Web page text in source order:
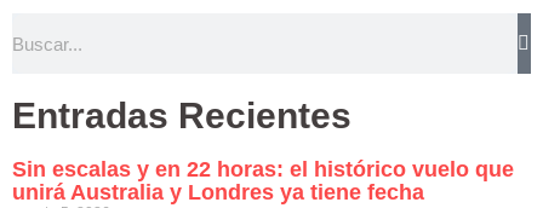
Entradas Recientes
Sin escalas y en 22 horas: el histórico vuelo que
unirá Australia y Londres ya tiene fecha